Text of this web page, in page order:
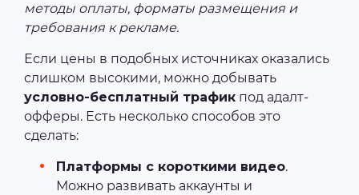
методы оплаты, форматы размещения и
требования к рекламе.
Если цены в подобных источниках оказались
слишком высокими, можно добывать
условно-бесплатный трафик под адалт-
офферы. Есть несколько способов это
сделать:
Платформы с короткими видео.
Можно развивать аккаунты и